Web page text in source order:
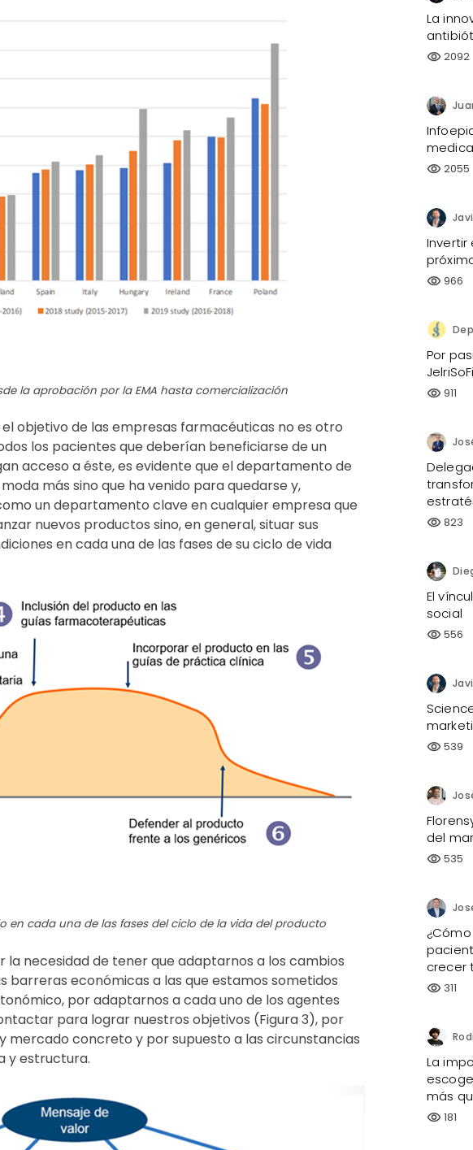
la aprobación por la EMA hasta comercialización
objetivo de las empresas farmacéuticas no es otro
los pacientes que deberían beneficiarse de un
acceso a éste, es evidente que el departamento de
más sino que ha venido para quedarse y,
un departamento clave en cualquier empresa que
nuevos productos sino, en general, situar sus
en cada una de las fases de su ciclo de vida
en cada una de las fases del ciclo de la vida del producto
la necesidad de tener que adaptarnos a los cambios
barreras económicas a las que estamos sometidos
por adaptarnos a cada uno de los agentes
para lograr nuestros objetivos (Figura 3), por
mercado concreto y por supuesto a las circunstancias
y estructura.
La
visibility 2092
visibility 2055
Invertir
visibility 966
Por
visibility 911
visibility 823
El
social
visibility 556
visibility 539
del
visibility 535
crecer
visibility 311
La
más
visibility 181